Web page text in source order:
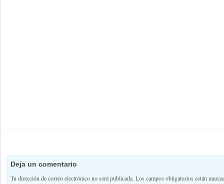
Deja un comentario
Tu dirección de correo electrónico no será publicada. Los campos obligatorios están